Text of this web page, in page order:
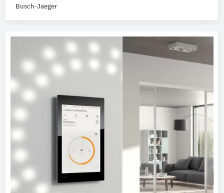
Busch-Jaeger